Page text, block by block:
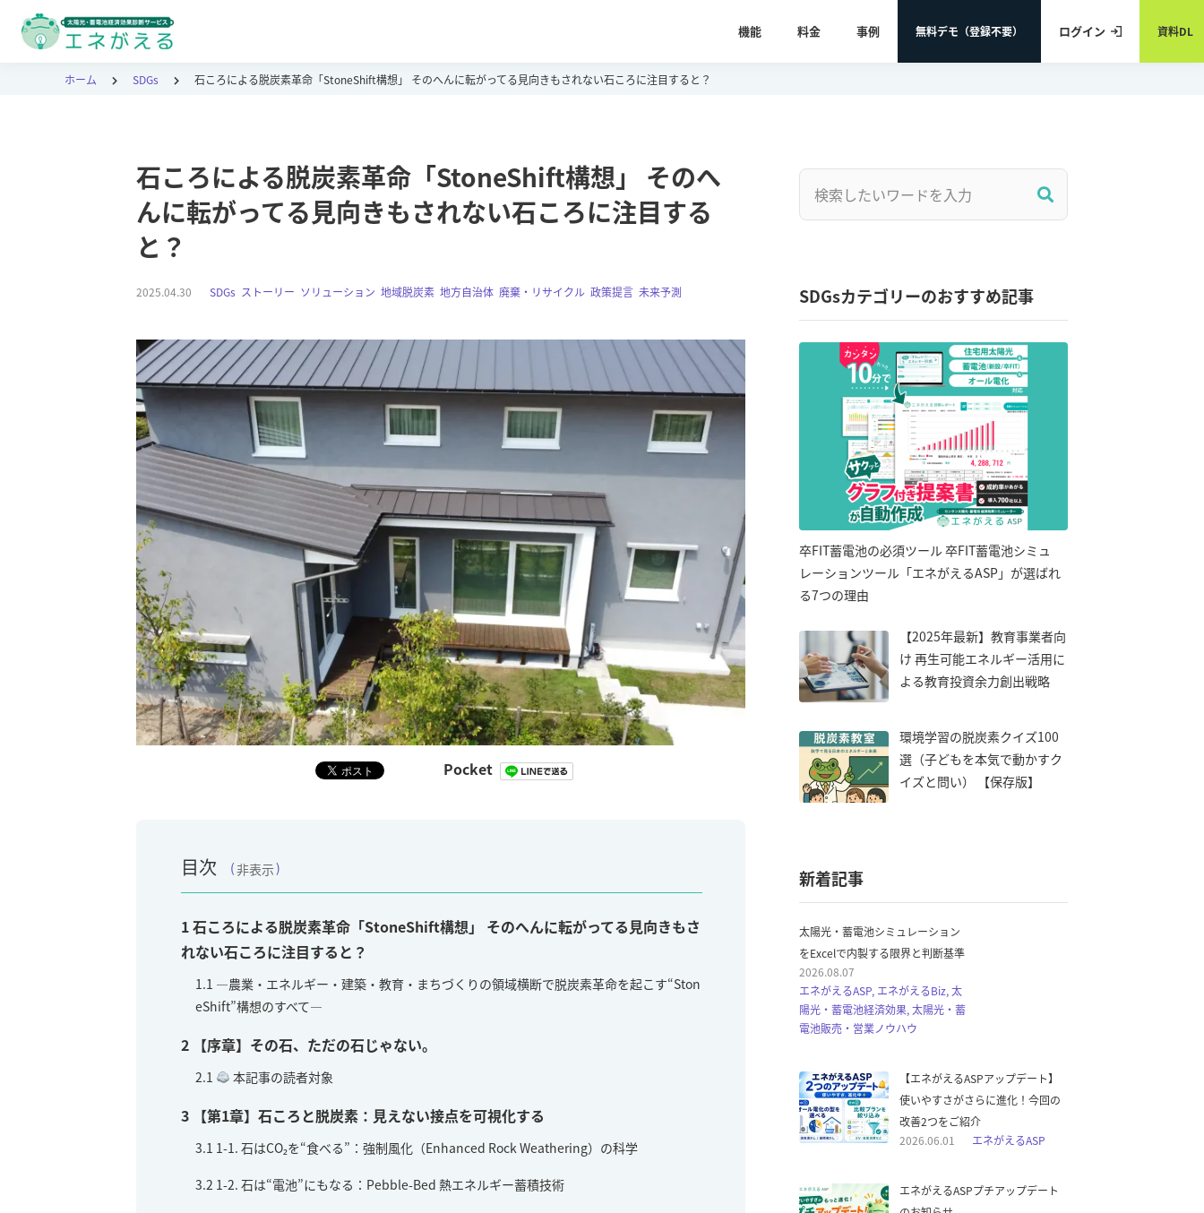
機能 料金 事例 無料デモ（登録不要） ログイン 資料DL
ホーム SDGs 石ころによる脱炭素革命「StoneShift構想」 そのへんに転がってる見向きもされない石ころに注目すると？
石ころによる脱炭素革命「StoneShift構想」 そのへ
んに転がってる見向きもされない石ころに注目する
と？
SDGs ストーリー ソリューション ,地域脱炭素 ,地方自治体 廃棄・リサイクル ,政策提言 ,未来予測
2025.04.30
Pocket
目次 非表示
1石ころによる脱炭素革命「StoneShift構想」 そのへんに転がってる見向きもさ
れない石ころに注目すると？
1.1 ―農業・エネルギー・建築・教育・まちづくりの領域横断で脱炭素革命を起こす“Ston
eShift”構想のすべて―
2 【序章】その石、ただの石じゃない。
2.1 本記事の読者対象
3 【第1章】石ころと脱炭素：見えない接点を可視化する
3.1 1-1. 石はCO₂を“食べる”：強制風化（Enhanced Rock Weathering）の科学
3.2 1-2. 石は“電池”にもなる：Pebble-Bed 熱エネルギー蓄積技術
SDGsカテゴリーのおすすめ記事
卒FIT蓄電池の必須ツール 卒FIT蓄電池シミュ
レーションツール「エネがえるASP」が選ばれ
る7つの理由
【2025年最新】教育事業者向
け 再生可能エネルギー活用に
よる教育投資余力創出戦略
環境学習の脱炭素クイズ100
選（子どもを本気で動かすク
イズと問い） 【保存版】
新着記事
太陽光・蓄電池シミュレーション
をExcelで内製する限界と判断基準
2026.08.07
エネがえるASP, エネがえるBiz, 太
陽光・蓄電池経済効果, 太陽光・蓄
電池販売・営業ノウハウ
【エネがえるASPアップデート】
使いやすさがさらに進化！今回の
改善2つをご紹介
2026.06.01
エネがえるASP
エネがえるASPプチアップデート